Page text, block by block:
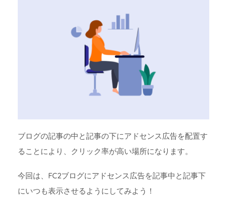
ブログの記事の中と記事の下にアドセンス広告を配置す
ることにより、クリック率が高い場所になります。
今回は、FC2ブログにアドセンス広告を記事中と記事下
にいつも表示させるようにしてみよう！